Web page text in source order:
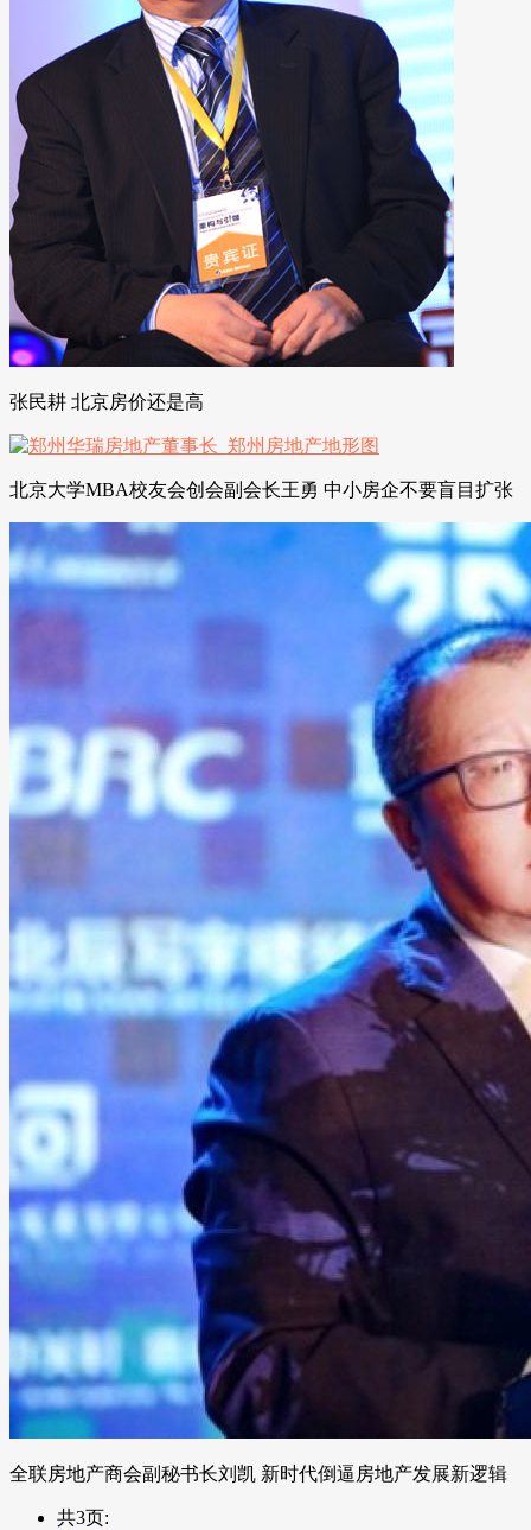
张民耕 北京房价还是高
北京大学MBA校友会创会副会长王勇 中小房企不要盲目扩张
全联房地产商会副秘书长刘凯 新时代倒逼房地产发展新逻辑
共3页: